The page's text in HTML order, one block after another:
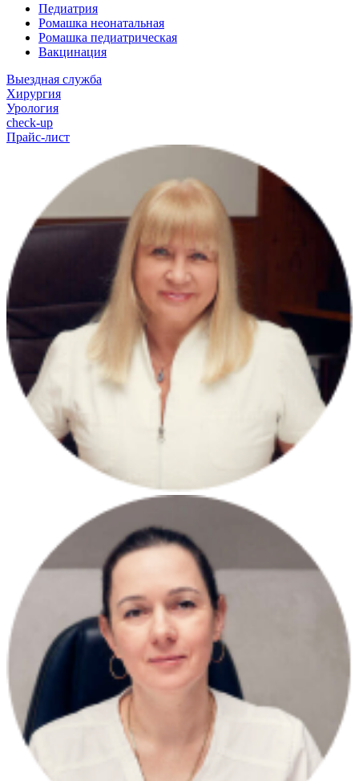
Педиатрия
Ромашка неонатальная
Ромашка педиатрическая
Вакцинация
Выездная служба
Хирургия
Урология
check-up
Прайс-лист